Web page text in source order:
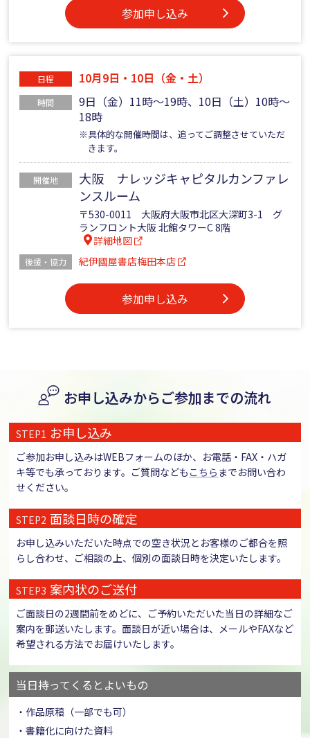
参加申し込み
日程 10月9日・10日（金・土）
時間
9日（金）11時～19時、10日（土）10時～
18時
※具体的な開催時間は、追ってご調整させていただ
きます。
開催地
大阪 ナレッジキャピタルカンファレ
ンスルーム
〒530-0011 大阪府大阪市北区大深町3-1 グ
ランフロント大阪 北館タワーC 8階
詳細地図
後援・協力 紀伊國屋書店梅田本店
参加申し込み
お申し込みからご参加までの流れ
STEP1 お申し込み
ご参加お申し込みはWEBフォームのほか、お電話・FAX・ハガ
キ等でも承っております。ご質問なども こちら までお問い合わ
せください。
STEP2 面談日時の確定
お申し込みいただいた時点での空き状況とお客様のご都合を照
らし合わせ、ご相談の上、個別の面談日時を決定いたします。
STEP3 案内状のご送付
ご面談日の2週間前をめどに、ご予約いただいた当日の詳細なご
案内を郵送いたします。面談日が近い場合は、メールやFAXなど
希望される方法でお届けいたします。
当日持ってくるとよいもの
・作品原稿（一部でも可）
・書籍化に向けた資料